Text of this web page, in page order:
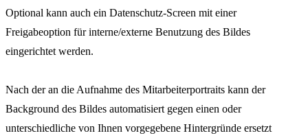
Optional kann auch ein Datenschutz-Screen mit einer
Freigabeoption für interne/externe Benutzung des Bildes
eingerichtet werden.
Nach der an die Aufnahme des Mitarbeiterportraits kann der
Background des Bildes automatisiert gegen einen oder
unterschiedliche von Ihnen vorgegebene Hintergründe ersetzt